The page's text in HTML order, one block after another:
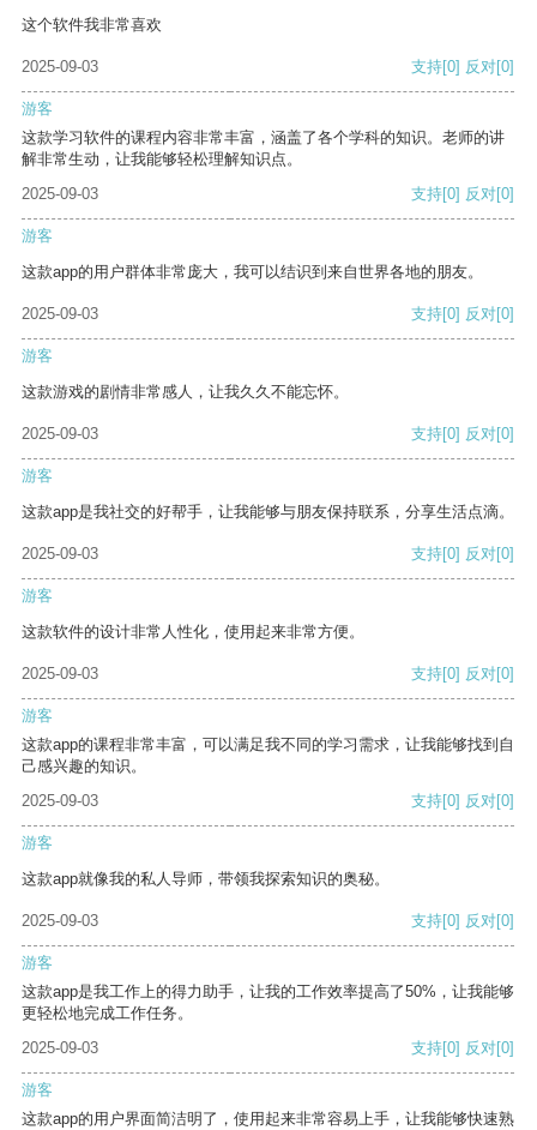
这个软件我非常喜欢
2025-09-03 支持[0] 反对[0]
游客
这款学习软件的课程内容非常丰富，涵盖了各个学科的知识。老师的讲
解非常生动，让我能够轻松理解知识点。
2025-09-03
支持[0] 反对[0]
游客
这款app的用户群体非常庞大，我可以结识到来自世界各地的朋友。
2025-09-03 支持[0] 反对[0]
游客
这款游戏的剧情非常感人，让我久久不能忘怀。
2025-09-03 支持[0] 反对[0]
游客
这款app是我社交的好帮手，让我能够与朋友保持联系，分享生活点滴。
2025-09-03 支持[0] 反对[0]
游客
这款软件的设计非常人性化，使用起来非常方便。
2025-09-03 支持[0] 反对[0]
游客
这款app的课程非常丰富，可以满足我不同的学习需求，让我能够找到自
己感兴趣的知识。
2025-09-03
支持[0] 反对[0]
游客
这款app就像我的私人导师，带领我探索知识的奥秘。
2025-09-03 支持[0] 反对[0]
游客
这款app是我工作上的得力助手，让我的工作效率提高了50%，让我能够
更轻松地完成工作任务。
2025-09-03
支持[0] 反对[0]
游客
这款app的用户界面简洁明了，使用起来非常容易上手，让我能够快速熟